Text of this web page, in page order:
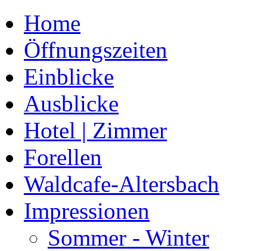
Home
Öffnungszeiten
Einblicke
Ausblicke
Hotel | Zimmer
Forellen
Waldcafe-Altersbach
Impressionen
Sommer - Winter